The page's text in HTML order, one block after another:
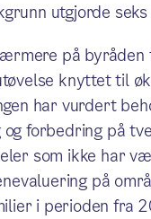
utgjorde
på
knyttet til
har vurdert
forbedring på
som ikke har
på
i perioden